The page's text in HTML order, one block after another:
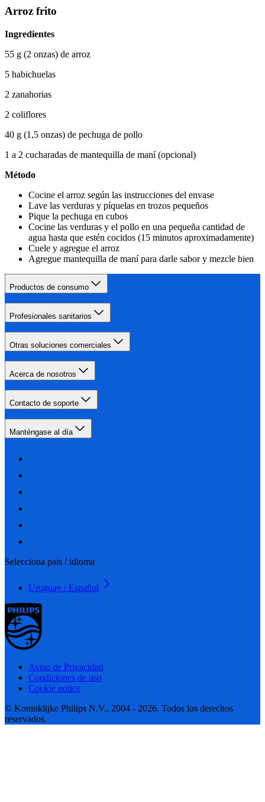
Arroz frito
Ingredientes
55 g (2 onzas) de arroz
5 habichuelas
2 zanahorias
2 coliflores
40 g (1,5 onzas) de pechuga de pollo
1 a 2 cucharadas de mantequilla de maní (opcional)
Método
Cocine el arroz según las instrucciones del envase
Lave las verduras y píquelas en trozos pequeños
Pique la pechuga en cubos
Cocine las verduras y el pollo en una pequeña cantidad de
agua hasta que estén cocidos (15 minutos aproximadamente)
Cuele y agregue el arroz
Agregue mantequilla de maní para darle sabor y mezcle bien
Productos de consumo
Profesionales sanitarios
Otras soluciones comerciales
Acerca de nosotros
Contacto de soporte
Manténgase al día
Selecciona país / idioma
Uruguay / Español
Aviso de Privacidad
Condiciones de uso
Cookie notice
© Koninklijke Philips N.V., 2004 - 2026. Todos los derechos
reservados.